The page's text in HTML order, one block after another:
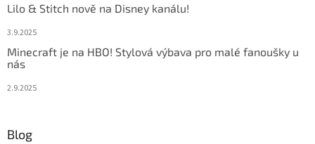
Lilo & Stitch nově na Disney kanálu!
3.9.2025
Minecraft je na HBO! Stylová výbava pro malé fanoušky u
nás
2.9.2025
Blog